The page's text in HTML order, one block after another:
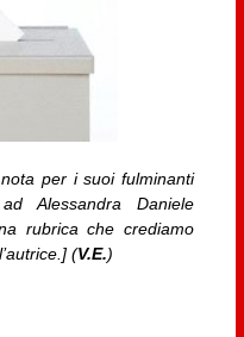
per i suoi fulminanti
Alessandra Daniele
rubrica che crediamo
(V.E.)